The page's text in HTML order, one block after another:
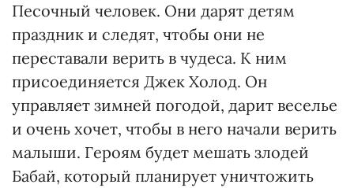
Песочный человек. Они дарят детям
праздник и следят, чтобы они не
переставали верить в чудеса. К ним
присоединяется Джек Холод. Он
управляет зимней погодой, дарит веселье
и очень хочет, чтобы в него начали верить
малыши. Героям будет мешать злодей
Бабай, который планирует уничтожить